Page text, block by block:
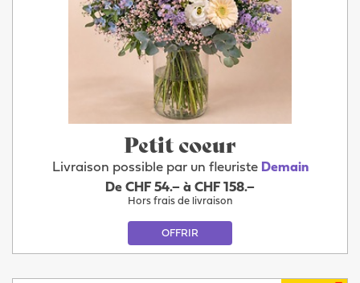
Petit coeur
Livraison possible par un fleuriste Demain
De CHF 54.– à CHF 158.–
Hors frais de livraison
OFFRIR